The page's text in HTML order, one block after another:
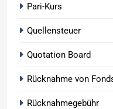
Pari-Kurs
Quellensteuer
Quotation Board
Rücknahme von
Rücknahmegebühr